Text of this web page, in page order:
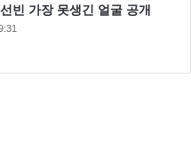
빈 가장 못생긴 얼굴 공개